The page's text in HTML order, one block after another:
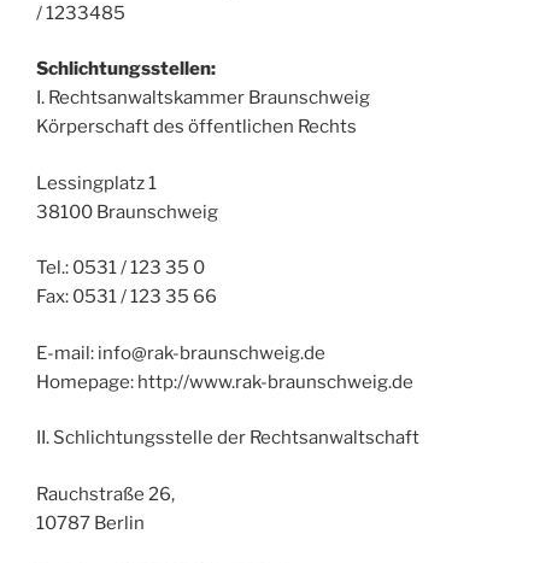
/ 1233485
Schlichtungsstellen:
I. Rechtsanwaltskammer Braunschweig
Körperschaft des öffentlichen Rechts
Lessingplatz 1
38100 Braunschweig
Tel.: 0531 / 123 35 0
Fax: 0531 / 123 35 66
E-mail: info@rak-braunschweig.de
Homepage: http://www.rak-braunschweig.de
II. Schlichtungsstelle der Rechtsanwaltschaft
Rauchstraße 26,
10787 Berlin